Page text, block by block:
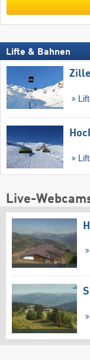
Lifte & Bahnen
Live-